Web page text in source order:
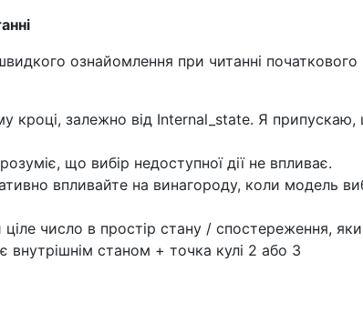
ознайомлення при читанні початкового
кроці, залежно від Internal_state. Я
що вибір недоступної дії не впливає.
впливайте на винагороду, коли модель
число в простір стану / спостереження,
внутрішнім станом + точка кулі 2 або 3